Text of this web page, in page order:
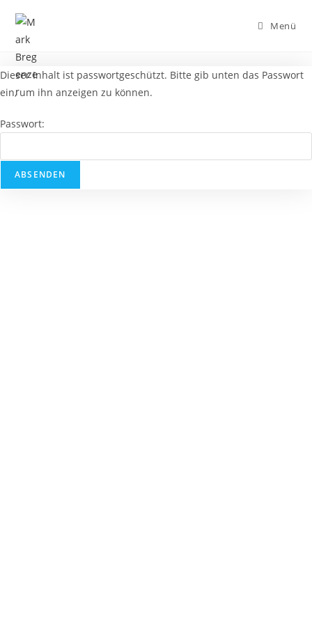
Menü
Dieser Inhalt ist passwortgeschützt. Bitte gib unten das Passwort
ein, um ihn anzeigen zu können.
Passwort: